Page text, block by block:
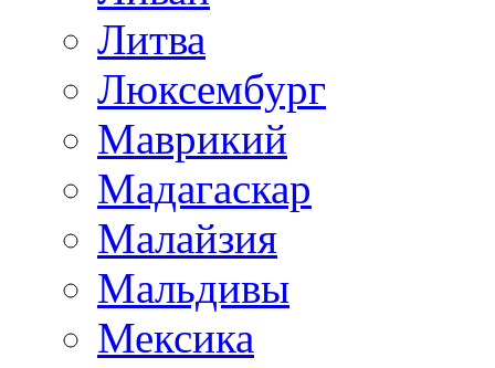
Литва
Люксембург
Маврикий
Мадагаскар
Малайзия
Мальдивы
Мексика